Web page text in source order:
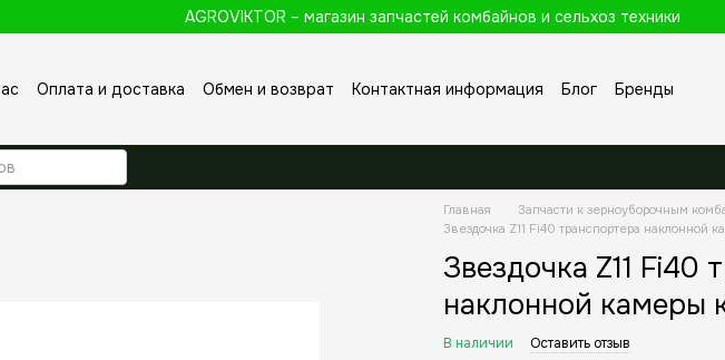
AGROVIKTOR – магазин запчастей комбайнов и сельхоз техники
Оплата и доставка Обмен и возврат Контактная информация Блог
Бренды
Главная Запчасти к зерноуборочным
Звездочка Z11 Fi40 транспортера наклонной
Звездочка Z11 Fi40
наклонной камеры
В наличии Оставить отзыв